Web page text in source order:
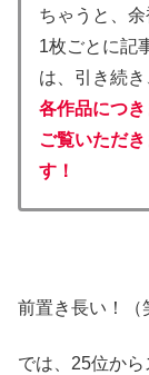
ちゃうと、
1枚ごとに記
は、引き続
各作品につ
ご覧いただ
す！
前置き長い！（
では、25位から